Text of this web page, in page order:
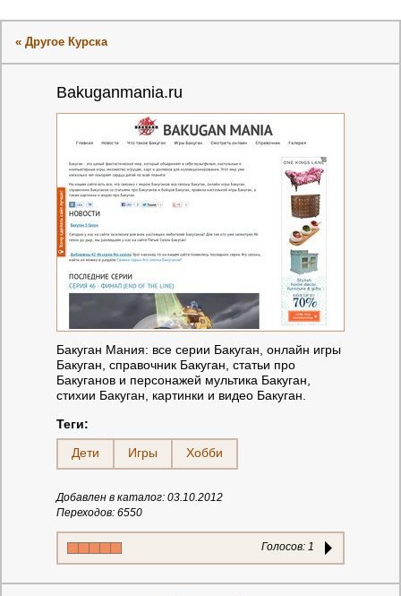
« Другое Курска
Bakuganmania.ru
Бакуган Мания: все серии Бакуган, онлайн игры
Бакуган, справочник Бакуган, статьи про
Бакуганов и персонажей мультика Бакуган,
стихии Бакуган, картинки и видео Бакуган.
Теги:
Дети
Игры Хобби
Добавлен в каталог: 03.10.2012
Переходов: 6550
Голосов: 1